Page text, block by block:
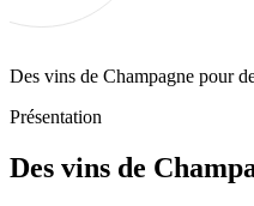
Des vins de Champagne pour
Présentation
Des vins de